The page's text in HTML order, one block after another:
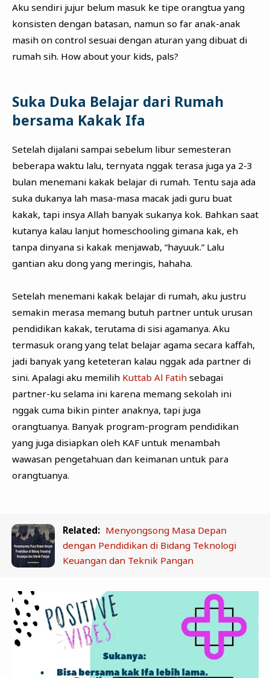
Aku sendiri jujur belum masuk ke tipe orangtua yang
konsisten dengan batasan, namun so far anak-anak
masih on control sesuai dengan aturan yang dibuat di
rumah sih. How about your kids, pals?
Suka Duka Belajar dari Rumah
bersama Kakak Ifa
Setelah dijalani sampai sebelum libur semesteran
beberapa waktu lalu, ternyata nggak terasa juga ya 2-3
bulan menemani kakak belajar di rumah. Tentu saja ada
suka dukanya lah masa-masa macak jadi guru buat
kakak, tapi insya Allah banyak sukanya kok. Bahkan saat
kutanya kalau lanjut homeschooling gimana kak, eh
tanpa dinyana si kakak menjawab, “hayuuk.” Lalu
gantian aku dong yang meringis, hahaha.
Setelah menemani kakak belajar di rumah, aku justru
semakin merasa memang butuh partner untuk urusan
pendidikan kakak, terutama di sisi agamanya. Aku
termasuk orang yang telat belajar agama secara kaffah,
jadi banyak yang keteteran kalau nggak ada partner di
sini. Apalagi aku memilih Kuttab Al Fatihsebagai
partner-ku selama ini karena memang sekolah ini
nggak cuma bikin pinter anaknya, tapi juga
orangtuanya. Banyak program-program pendidikan
yang juga disiapkan oleh KAF untuk menambah
wawasan pengetahuan dan keimanan untuk para
orangtuanya.
Related: Menyongsong Masa Depan
dengan Pendidikan di Bidang Teknologi
Keuangan dan Teknik Pangan